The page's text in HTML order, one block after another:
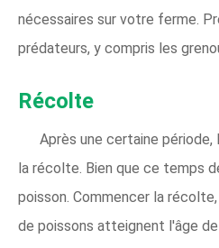
nécessaires sur votre ferme.
prédateurs, y compris les
Récolte
Après une certaine
la récolte. Bien que ce temps
poisson. Commencer la
de poissons atteignent l'âge